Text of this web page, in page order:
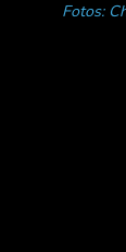
Fotos: